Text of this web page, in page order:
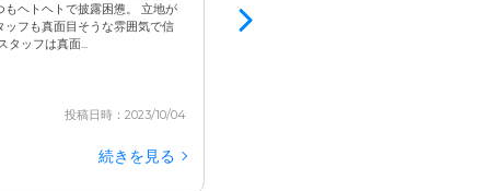
もヘトヘトで披露困憊。 立地が
フも真面目そうな雰囲気で信
タッフは真面...
投稿日時：2023/10/04
続きを見る
のでどうしようと、悩んでいたところに、保健
ていました。 入居後に保健師に残尿測定をお願